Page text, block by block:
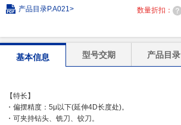
产品目录P.A021>
数量折扣：
基本信息 型号交期 产品目录
【特长】
・偏摆精度：5μ以下(延伸4D长度处)。
・可夹持钻头、铣刀、铰刀。